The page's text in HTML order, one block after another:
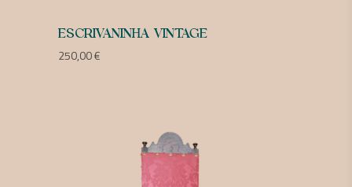
ESCRIVANINHA VINTAGE
250,00€